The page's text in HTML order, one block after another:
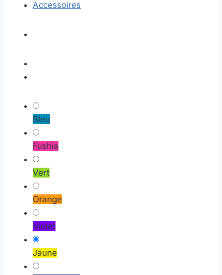
Accessoires
Bleu
Fushia
Vert
Orange
Violet
Jaune